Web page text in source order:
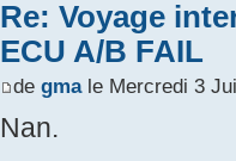
Re: Voyage
ECU A/B FAIL
de gmale Mercredi 3
Nan.